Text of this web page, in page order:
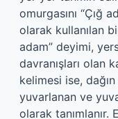
omurgasını “Çığ
olarak kullanılan
adam” deyimi,
davranışları olan
kelimesi ise,
yuvarlanan ve
olarak